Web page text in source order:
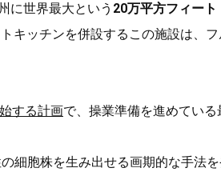
に世界最大という 20万平方フィート
キッチンを併設するこの施設は、
する計画で、操業準備を進めている
細胞株を生み出せる画期的な手法